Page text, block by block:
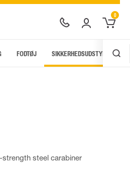
0
FODTØJ SIKKERHEDSUDSTYR